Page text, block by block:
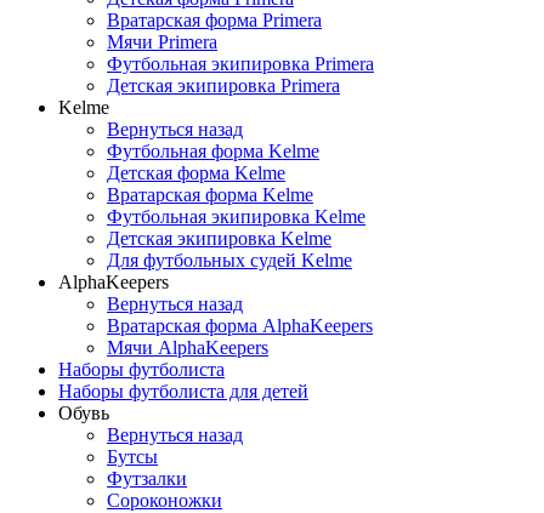
Вратарская форма Primera
Мячи Primera
Футбольная экипировка Primera
Детская экипировка Primera
Kelme
Вернуться назад
Футбольная форма Kelme
Детская форма Kelme
Вратарская форма Kelme
Футбольная экипировка Kelme
Детская экипировка Kelme
Для футбольных судей Kelme
AlphaKeepers
Вернуться назад
Вратарская форма AlphaKeepers
Мячи AlphaKeepers
Наборы футболиста
Наборы футболиста для детей
Обувь
Вернуться назад
Бутсы
Футзалки
Сороконожки